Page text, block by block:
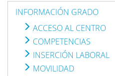
INFORMACIÓN GRADO
ACCESO AL CENTRO
COMPETENCIAS
INSERCIÓN LABORAL
MOVILIDAD